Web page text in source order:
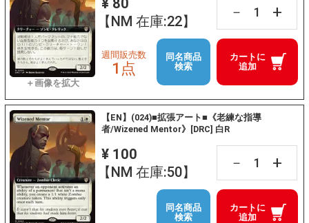
【NM 在庫:22】
－ +
カートに
追加
週間販売数
1点
同名商品
検索
【EN】(024)■拡張アート■《老練な指導
者/Wizened Mentor》[DRC] 白R
¥ 100
【NM 在庫:50】
－ +
カートに
追加
同名商品
検索